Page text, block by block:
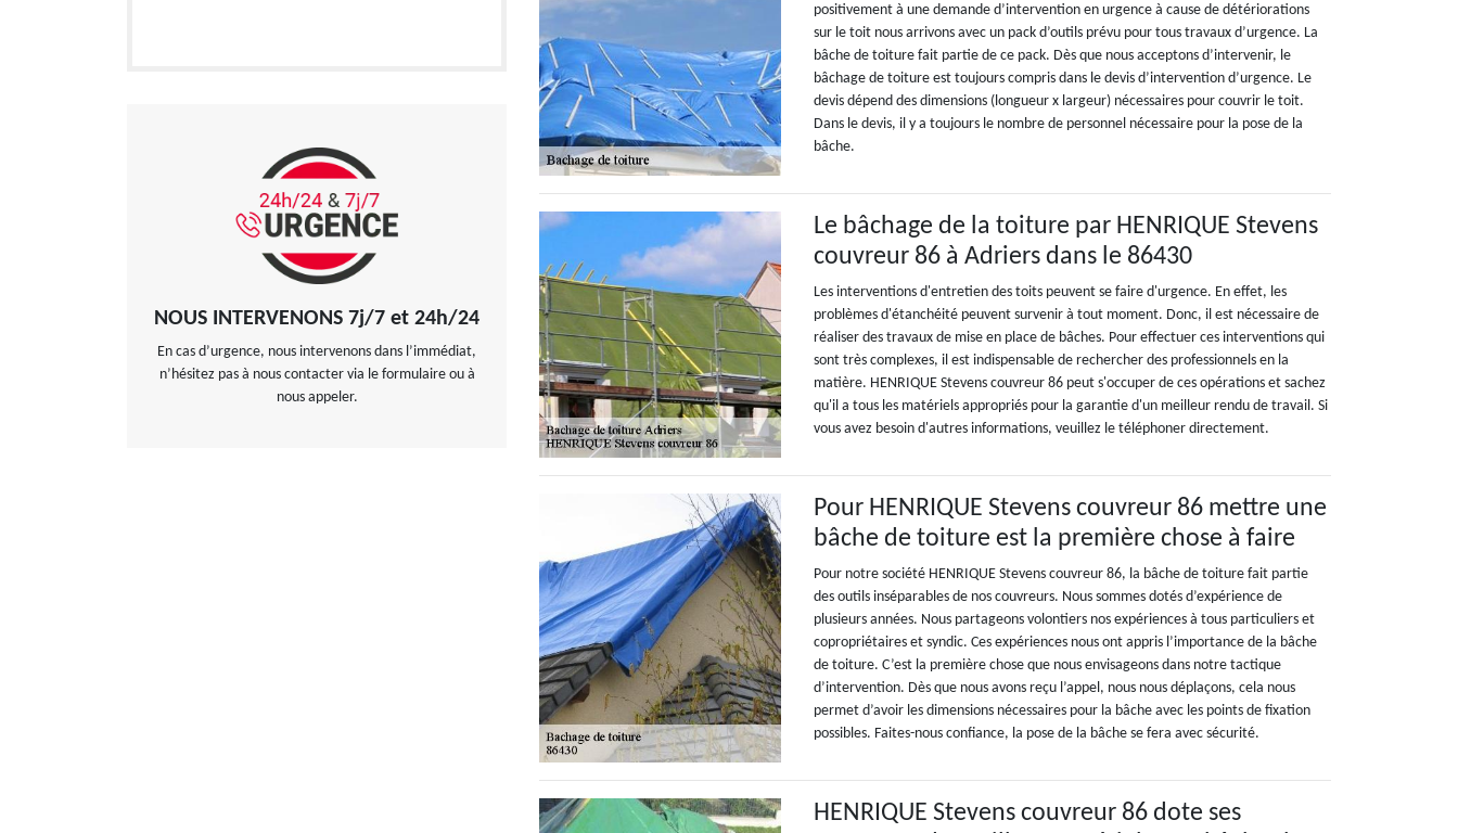
NOUS INTERVENONS 7j/7 et 24h/24
En cas d’urgence, nous intervenons dans l’immédiat,
n’hésitez pas à nous contacter via le formulaire ou à
nous appeler.
positivement à une demande d’intervention en urgence à cause de détériorations
sur le toit nous arrivons avec un pack d’outils prévu pour tous travaux d’urgence. La
bâche de toiture fait partie de ce pack. Dès que nous acceptons d’intervenir, le
bâchage de toiture est toujours compris dans le devis d’intervention d’urgence. Le
devis dépend des dimensions (longueur x largeur) nécessaires pour couvrir le toit.
Dans le devis, il y a toujours le nombre de personnel nécessaire pour la pose de la
bâche.
Le bâchage de la toiture par HENRIQUE Stevens
couvreur 86 à Adriers dans le 86430
Les interventions d'entretien des toits peuvent se faire d'urgence. En effet, les
problèmes d'étanchéité peuvent survenir à tout moment. Donc, il est nécessaire de
réaliser des travaux de mise en place de bâches. Pour effectuer ces interventions qui
sont très complexes, il est indispensable de rechercher des professionnels en la
matière. HENRIQUE Stevens couvreur 86 peut s'occuper de ces opérations et sachez
qu'il a tous les matériels appropriés pour la garantie d'un meilleur rendu de travail. Si
vous avez besoin d'autres informations, veuillez le téléphoner directement.
Pour HENRIQUE Stevens couvreur 86 mettre une
bâche de toiture est la première chose à faire
Pour notre société HENRIQUE Stevens couvreur 86, la bâche de toiture fait partie
des outils inséparables de nos couvreurs. Nous sommes dotés d’expérience de
plusieurs années. Nous partageons volontiers nos expériences à tous particuliers et
copropriétaires et syndic. Ces expériences nous ont appris l’importance de la bâche
de toiture. C’est la première chose que nous envisageons dans notre tactique
d’intervention. Dès que nous avons reçu l’appel, nous nous déplaçons, cela nous
permet d’avoir les dimensions nécessaires pour la bâche avec les points de fixation
possibles. Faites-nous confiance, la pose de la bâche se fera avec sécurité.
HENRIQUE Stevens couvreur 86 dote ses